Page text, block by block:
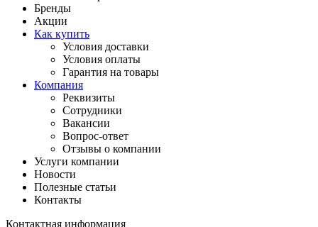
Бренды
Акции
Как купить
Условия доставки
Условия оплаты
Гарантия на товары
Компания
Реквизиты
Сотрудники
Вакансии
Вопрос-ответ
Отзывы о компании
Услуги компании
Новости
Полезные статьи
Контакты
Контактная информация